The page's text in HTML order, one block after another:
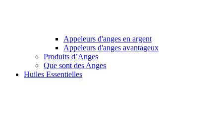
Appeleurs d'anges en argent
Appeleurs d'anges avantageux
Produits d’Anges
Que sont des Anges
Huiles Essentielles